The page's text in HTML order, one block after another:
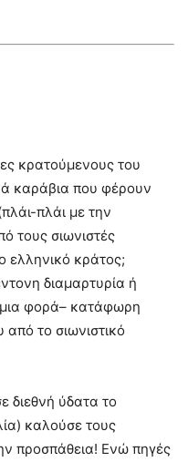
κρατούμενους του
καράβια που φέρουν
πλάι με την
τους σιωνιστές
ελληνικό κράτος;
διαμαρτυρία ή
μια φορά– κατάφωρη
από το σιωνιστικό
διεθνή ύδατα το
καλούσε τους
προσπάθεια! Ενώ πηγές